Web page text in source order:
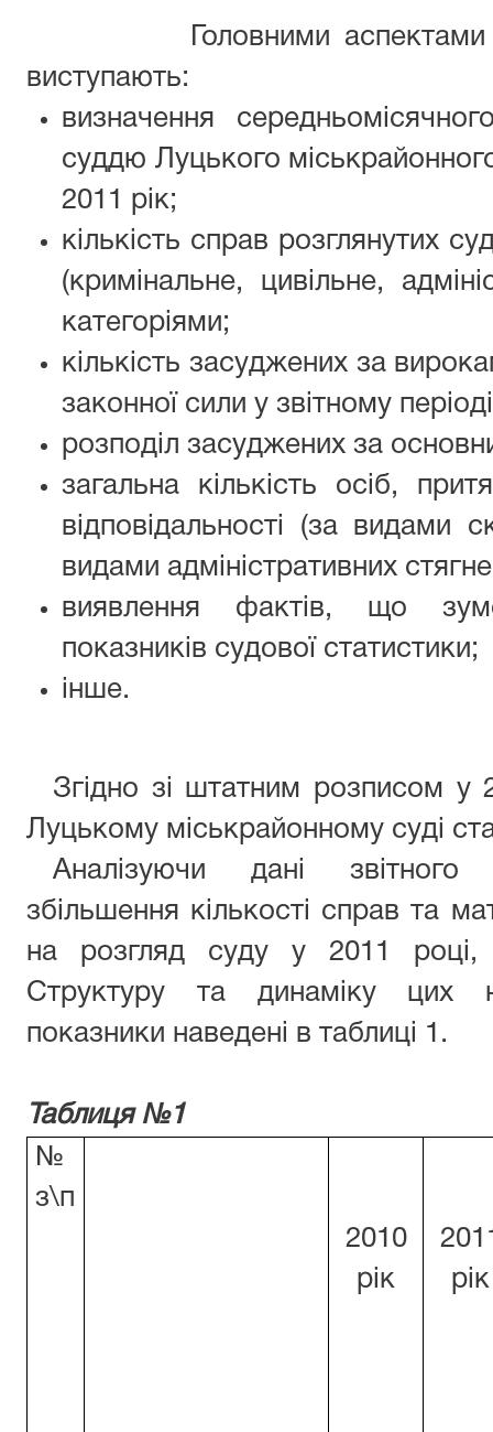
Головними аспектами
виступають:
визначення
суддю Луцького
2011 рік;
кількість справ розглянутих
(кримінальне, цивільне,
категоріями;
кількість засуджених за
законної сили у звітному
розподіл засуджених за
загальна кількість осіб,
відповідальності (за видами
видами адміністративних
виявлення фактів, що
показників судової статистики;
інше.
Згідно зі штатним розписом у
Луцькому міськрайонному суді
Аналізуючи дані звітного
збільшення кількості справ та
на розгляд суду у 2011
Структуру та динаміку цих
показники наведені в таблиці 1.
Таблиця №1
№
з\п
2010
рік
рік